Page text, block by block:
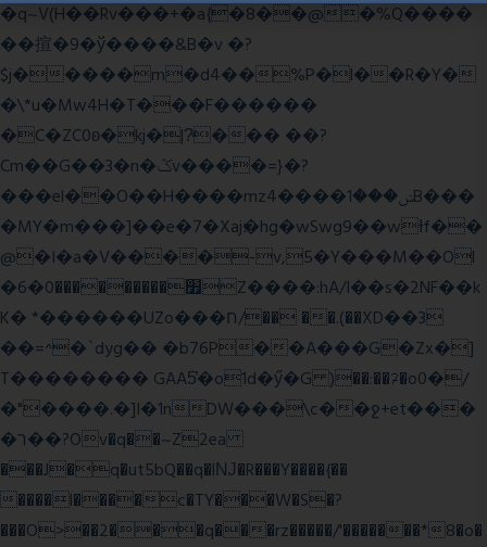
�q~V(H��Rv���+�a{�8��@�%Q����
��揎�9�ў����&B�v �?
$j�����m�d4��%P�l��R�Y�
�\*u�Mw4H�T���F������
�C�ZC0ʚ�kj�|?ͮ��� ��?
Cm��G��3�n�ݣv����=}�?
���el��O��H����mzݾ���1����4B���
�MY�m���]��e�7�Xaj׃�hg�wSwg9��wƗf��
@�I�a�V����-v,5�Y���M��Ol
�׿���������0�6Z����:hA/I��s�2NF��k
K� *������UZo���ח/�� ��.(��XD��3
��=^�`dyg�� �b76P��A���G�Zx�]
T�������� GAA5̔�o1d�ӳ�G )��:��ℱ�o0�/
�"����.�]I�1nDW���\c��ջ+et���
�ר��?Ov�q��~Z2ea
���J�q�ut5bQ��q�lǊ�R���Y����{��
����l����c�TY���W�S�?
���O>��2���q���rz�����/'�������*8�o�